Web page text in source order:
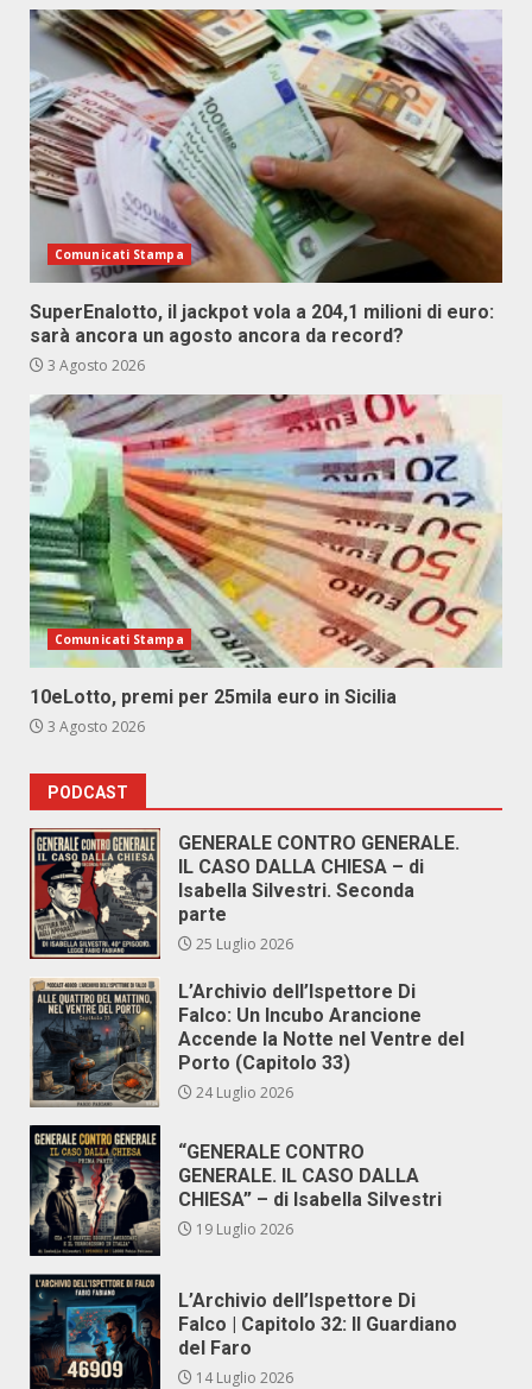
Comunicati Stampa
SuperEnalotto, il jackpot vola a 204,1 milioni di euro:
sarà ancora un agosto ancora da record?
3 Agosto 2026
Comunicati Stampa
10eLotto, premi per 25mila euro in Sicilia
3 Agosto 2026
PODCAST
GENERALE CONTRO GENERALE.
IL CASO DALLA CHIESA – di
Isabella Silvestri. Seconda
parte
25 Luglio 2026
L’Archivio dell’Ispettore Di
Falco: Un Incubo Arancione
Accende la Notte nel Ventre del
Porto (Capitolo 33)
24 Luglio 2026
“GENERALE CONTRO
GENERALE. IL CASO DALLA
CHIESA” – di Isabella Silvestri
19 Luglio 2026
L’Archivio dell’Ispettore Di
Falco | Capitolo 32: Il Guardiano
del Faro
14 Luglio 2026